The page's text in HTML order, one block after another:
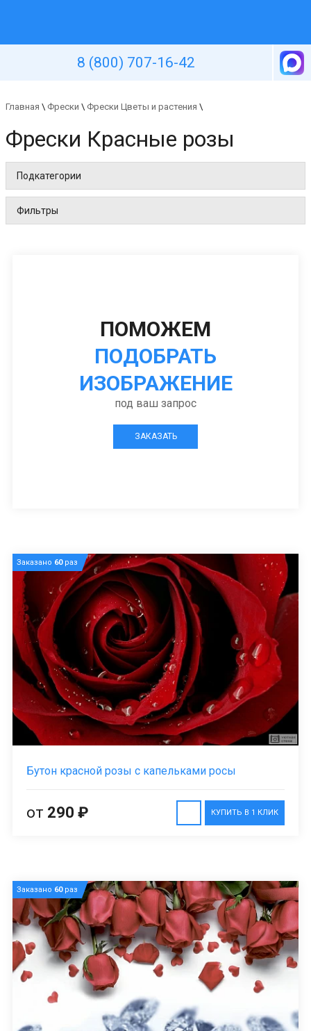
8 (800) 707-16-42
Главная \ Фрески \ Фрески Цветы и растения \
Фрески Красные розы
Подкатегории
Фильтры
ПОМОЖЕМ
ПОДОБРАТЬ
ИЗОБРАЖЕНИЕ
под ваш запрос
ЗАКАЗАТЬ
Заказано 60раз
Бутон красной розы с капельками росы
КУПИТЬ В 1 КЛИК
от 290 ₽
Заказано 60раз